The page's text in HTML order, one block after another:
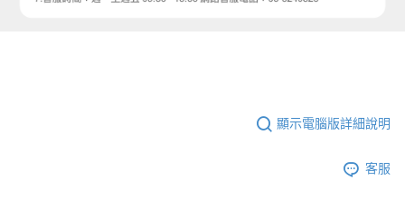
顯示電腦版詳細說明
客服